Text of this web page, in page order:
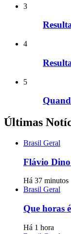
3
4
5
Últimas
Brasil Geral
Flávio Dino
Há 37 minutos
Brasil Geral
Que horas
Há 1 hora